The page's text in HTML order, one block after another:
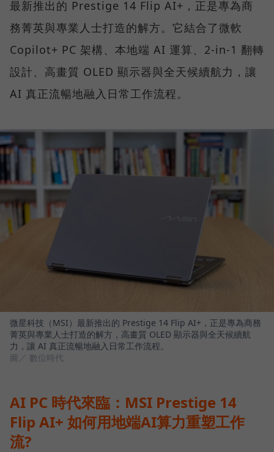
最新推出的 Prestige 14 Flip AI+，正是專為商
務菁英與專業人士打造的解方。它結合了微軟
Copilot+ PC 架構、本地端 AI 運算、2-in-1 翻轉
設計、高畫質 OLED 顯示器與全天候續航力，讓
AI 真正流暢地融入日常工作流程。
微星科技（MSI）最新推出的 Prestige 14 Flip AI+，正是專為商務
菁英與專業人士打造的解方，高畫質 OLED 顯示器與全天候續航
力，讓 AI 真正流暢地融入日常工作流程。
圖／ 數位時代
AI PC 時代來臨：MSI Prestige 14
Flip AI+ 如何用地端AI算力重塑工作
流?